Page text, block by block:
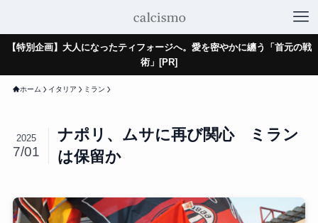
【特別企画】大人になったティフォージへ。愛を密やかに纏う「首元の戦
術」[PR]
ホーム イタリア ミラン
ナポリ、ムサに再び関心 ミラン
は保留か
2025
7/01